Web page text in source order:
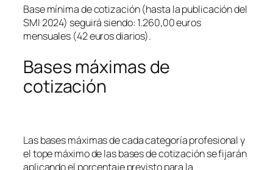
Base mínima de cotización (hasta la publicación del
SMI 2024) seguirá siendo: 1.260,00 euros
mensuales (42 euros diarios).
Bases máximas de
cotización
Las bases máximas de cada categoría profesional y
el tope máximo de las bases de cotización se fijarán
aplicando el porcentaje previsto para la